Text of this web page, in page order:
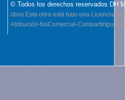
© Todos los derechos reservados DH
cbna Esta obra está bajo una Licencia
Atribución-NoComercial-CompartirIgual